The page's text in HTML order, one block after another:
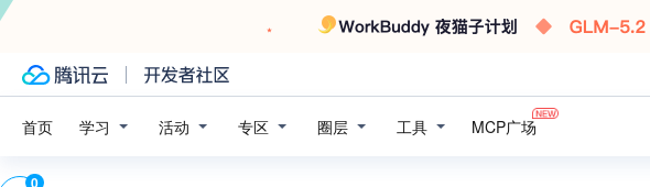
首页 学习 活动 专区 圈层 工具 MCP广场
0